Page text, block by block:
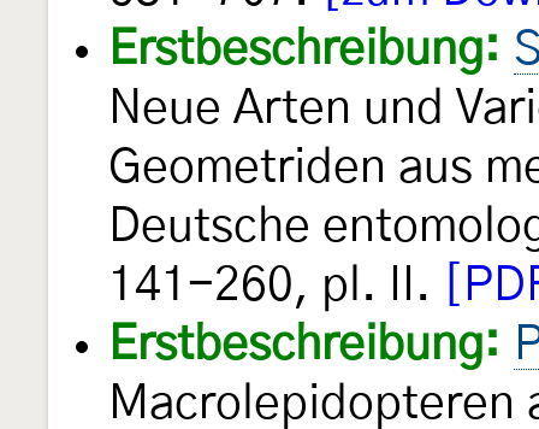
Erstbeschreibung:
Neue Arten und
Geometriden aus
Deutsche
141-260, pl. II.
Erstbeschreibung:
Macrolepidopteren